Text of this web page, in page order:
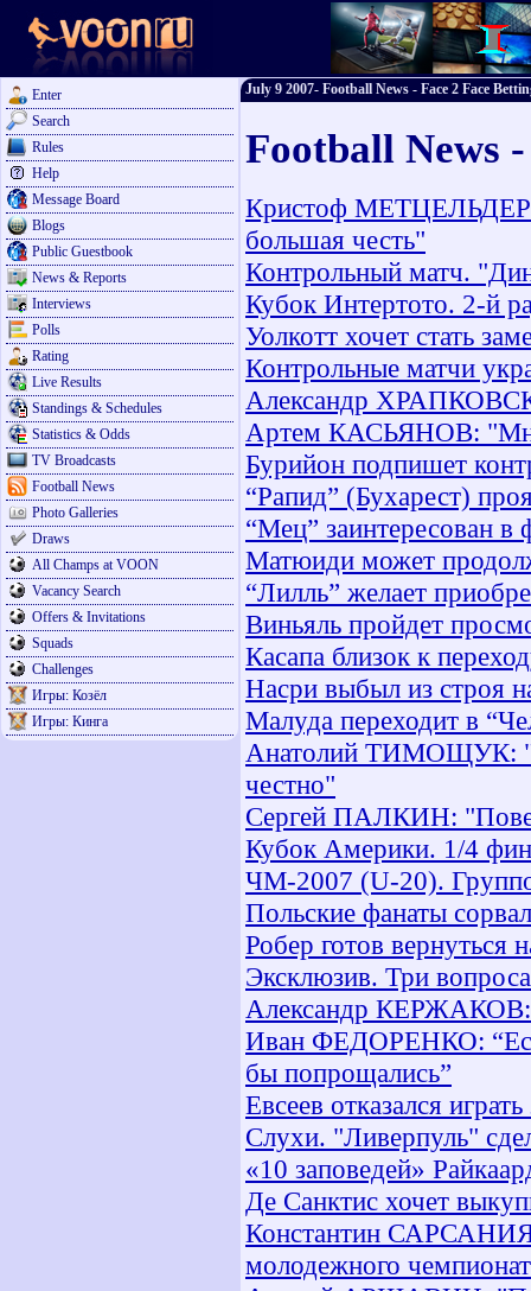
Enter
Search
Rules
Help
Message Board
Blogs
Public Guestbook
News & Reports
Interviews
Polls
Rating
Live Results
Standings & Schedules
Statistics & Odds
TV Broadcasts
Football News
Photo Galleries
Draws
All Champs at VOON
Vacancy Search
Offers & Invitations
Squads
Challenges
Игры: Козёл
Игры: Кинга
July 9 2007- Football News - Face 2 Face
Football News
Кристоф МЕТЦЕЛЬДЕР:
большая честь"
Контрольный матч.
Кубок Интертото. 2-й
Уолкотт хочет стать
Контрольные матчи
Александр
Артем КАСЬЯНОВ:
Бурийон подпишет
“Рапид” (Бухарест)
“Мец” заинтересован в
Матюиди может
“Лилль” желает
Виньяль пройдет
Касапа близок к
Насри выбыл из строя
Малуда переходит в
Анатолий ТИМОЩУК:
честно"
Сергей ПАЛКИН:
Кубок Америки. 1/4
ЧМ-2007 (U-20).
Польские фанаты
Робер готов вернуться
Эксклюзив. Три
Александр КЕРЖАКОВ:
Иван ФЕДОРЕНКО:
бы попрощались”
Евсеев отказался
Слухи. "Ливерпуль"
«10 заповедей»
Де Санктис хочет
Константин
молодежного